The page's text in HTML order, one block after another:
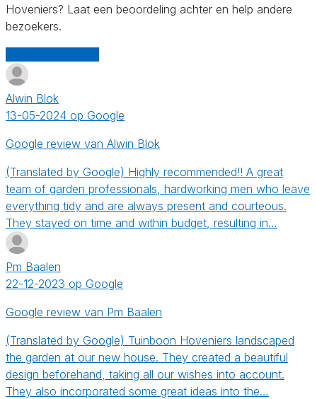
Hoveniers? Laat een beoordeling achter en help andere
bezoekers.
Alwin Blok
13-05-2024 op Google
Google review van Alwin Blok
(Translated by Google) Highly recommended!! A great
team of garden professionals, hardworking men who leave
everything tidy and are always present and courteous.
They stayed on time and within budget, resulting in…
Pm Baalen
22-12-2023 op Google
Google review van Pm Baalen
(Translated by Google) Tuinboon Hoveniers landscaped
the garden at our new house. They created a beautiful
design beforehand, taking all our wishes into account.
They also incorporated some great ideas into the…